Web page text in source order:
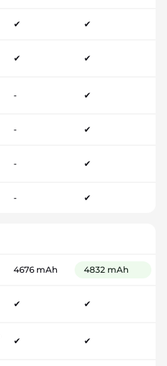
✔ ✔
✔ ✔
- ✔
- ✔
- ✔
- ✔
4676 mAh 4832 mAh
✔ ✔
✔ ✔